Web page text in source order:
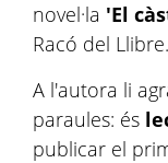
novel·la 'El
Racó del Llibre.
A l'autora li
paraules: és
publicar el